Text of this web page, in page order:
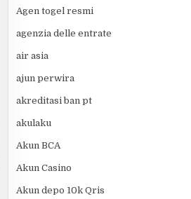
Agen togel resmi
agenzia delle entrate
air asia
ajun perwira
akreditasi ban pt
akulaku
Akun BCA
Akun Casino
Akun depo 10k Qris